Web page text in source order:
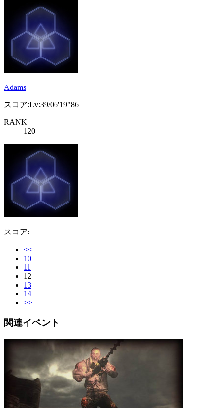
Adams
スコア:Lv:39/06'19"86
RANK
120
スコア: -
<<
10
11
12
13
14
>>
関連イベント